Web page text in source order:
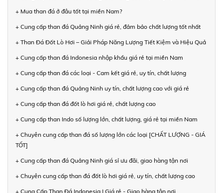
+ Mua than đá ở đâu tốt tại miền Nam?
+ Cung cấp than đá Quảng Ninh giá rẻ, đảm bảo chất lượng tốt nhất
+ Than Đá Đốt Lò Hơi – Giải Pháp Năng Lượng Tiết Kiệm và Hiệu Quả
+ Cung cấp than đá Indonesia nhập khẩu giá rẻ tại miền Nam
+ Cung cấp than đá các loại - Cam kết giá rẻ, uy tín, chất lượng
+ Cung cấp than đá Quảng Ninh uy tín, chất lượng cao với giá rẻ
+ Cung cấp than đá đốt lò hơi giá rẻ, chất lượng cao
+ Cung cấp than Indo số lượng lớn, chất lượng, giá rẻ tại miền Nam
+ Chuyên cung cấp than đá số lượng lớn các loại [CHẤT LƯỢNG - GIÁ
TỐT]
+ Cung cấp than đá Quảng Ninh giá sỉ ưu đãi, giao hàng tận nơi
+ Chuyên cung cấp than đá đốt lò hơi giá rẻ, uy tín, chất lượng cao
+ Cung Cấp Than Đá Indonesia | Giá rẻ - Giao hàng tận nơi